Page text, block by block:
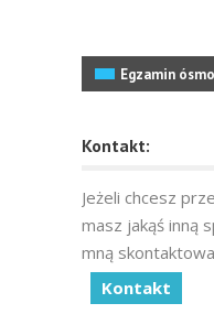
Egzamin
Kontakt:
Jeżeli chcesz
masz jakąś inną
mną
Kontakt